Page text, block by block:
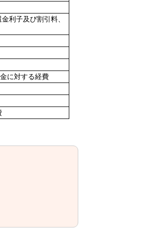
利子及び割引料、
に対する経費